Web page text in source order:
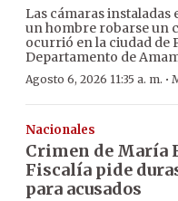
Las cámaras
un hombre robarse un
ocurrió en la ciudad de
Departamento de
Agosto 6, 2026 11:35 a. m. ·
Nacionales
Crimen de María
Fiscalía pide
para acusados